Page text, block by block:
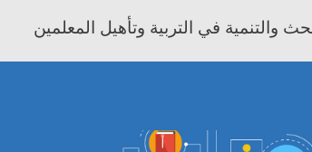
والتنمية في التربية وتأهيل المعلمين